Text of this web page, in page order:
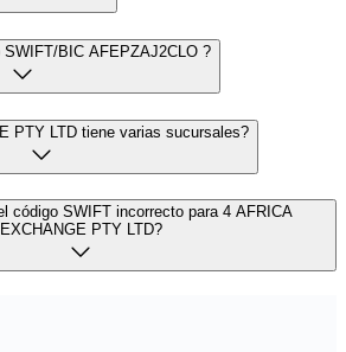
BIC AFEPZAJ2CLO ?
PTY LTD tiene varias sucursales?
código SWIFT incorrecto para 4 AFRICA
EXCHANGE PTY LTD?